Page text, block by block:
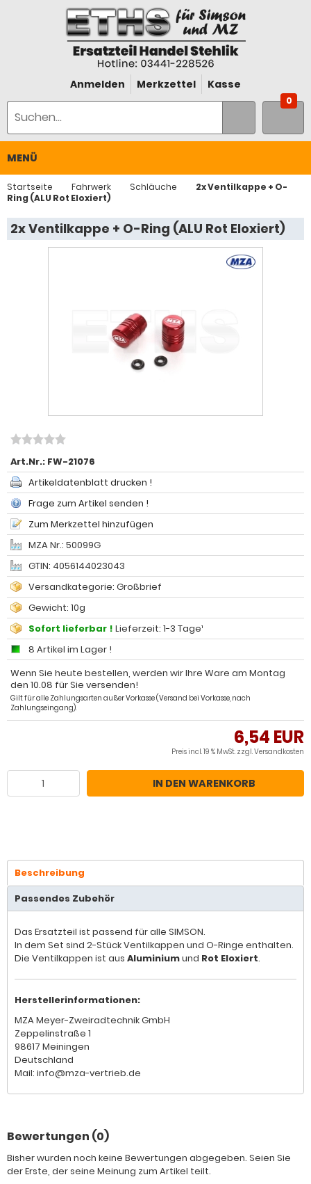
Anmelden Merkzettel Kasse
0
MENÜ
Startseite Fahrwerk Schläuche
2x Ventilkappe + O-
Ring (ALU Rot Eloxiert)
2x Ventilkappe + O-Ring (ALU Rot Eloxiert)
Art.Nr.: FW-21076
Artikeldatenblatt drucken !
Frage zum Artikel senden !
Zum Merkzettel hinzufügen
MZA Nr.: 50099G
GTIN: 4056144023043
Versandkategorie: Großbrief
Gewicht: 10g
Sofort lieferbar ! Lieferzeit: 1-3 Tage¹
8 Artikel im Lager !
Wenn Sie heute bestellen, werden wir Ihre Ware am Montag
den 10.08 für Sie versenden!
Gilt für alle Zahlungsarten außer Vorkasse (Versand bei Vorkasse, nach
Zahlungseingang).
6,54 EUR
Preis incl. 19 % MwSt. zzgl.Versandkosten
IN DEN WARENKORB
Beschreibung
Passendes Zubehör
Das Ersatzteil ist passend für alle SIMSON.
In dem Set sind 2-Stück Ventilkappen und O-Ringe enthalten.
Die Ventilkappen ist aus Aluminiumund Rot Eloxiert.
Herstellerinformationen:
MZA Meyer-Zweiradtechnik GmbH
Zeppelinstraße 1
98617 Meiningen
Deutschland
Mail: info@mza-vertrieb.de
Bewertungen (0)
Bisher wurden noch keine Bewertungen abgegeben. Seien Sie
der Erste, der seine Meinung zum Artikel teilt.